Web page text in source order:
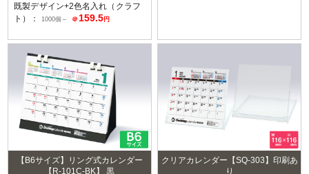
既製デザイン+2色名入れ（クラフ
ト）：
1000個～ ＠ 159.5 円
【B6サイズ】リング式カレンダー
【R-101C-BK】 黒
クリアカレンダー【SQ-303】印刷あ
り